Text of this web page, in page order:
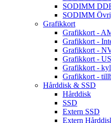
SODIMM
SODIMM
Grafikkort
Grafikkort -
Grafikkort -
Grafikkort -
Grafikkort -
Grafikkort -
Grafikkort -
Hårddisk & SSD
Hårddisk
SSD
Extern SSD
Extern